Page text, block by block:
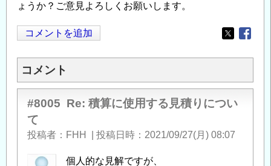
ょうか？ご意見よろしくお願いします。
コメントを追加
Opens in
コメント
#8005 Re: 積算に使用する見積りについ
て
投稿者 FHH 投稿日時 2021/09/27(月) 08:07
個人的な見解ですが、